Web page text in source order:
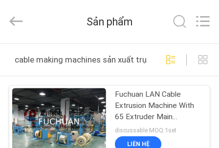
CÁC
SẢN
PHẨM
Kunshan
Fuchuan
Mechanical
Sản phẩm
cable making machines sản xuất trực tuyến
Fuchuan LAN Cable
Extrusion Machine With
65 Extruder Main
Machine 35 Injection
Machine
discussable MOQ:1set
LIÊN HỆ